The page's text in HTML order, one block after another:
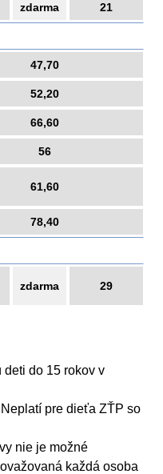
zdarma 21
47,70
52,20
66,60
56
61,60
78,40
zdarma 29
deti do 15 rokov v
pre dieťa ZŤP so
nie je možné
každá osoba